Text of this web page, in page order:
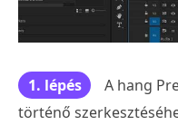
1. lépés
A hang
történő